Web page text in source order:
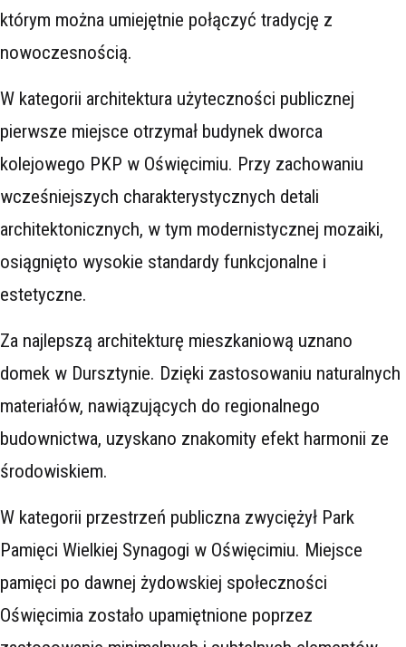
którym można umiejętnie połączyć tradycję z
nowoczesnością.
W kategorii architektura użyteczności publicznej
pierwsze miejsce otrzymał budynek dworca
kolejowego PKP w Oświęcimiu. Przy zachowaniu
wcześniejszych charakterystycznych detali
architektonicznych, w tym modernistycznej mozaiki,
osiągnięto wysokie standardy funkcjonalne i
estetyczne.
Za najlepszą architekturę mieszkaniową uznano
domek w Dursztynie. Dzięki zastosowaniu naturalnych
materiałów, nawiązujących do regionalnego
budownictwa, uzyskano znakomity efekt harmonii ze
środowiskiem.
W kategorii przestrzeń publiczna zwyciężył Park
Pamięci Wielkiej Synagogi w Oświęcimiu. Miejsce
pamięci po dawnej żydowskiej społeczności
Oświęcimia zostało upamiętnione poprzez